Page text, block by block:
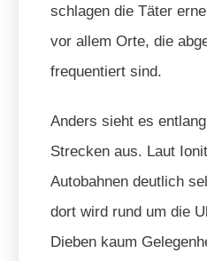
schlagen die Täter
vor allem Orte, die
frequentiert sind.
Anders sieht es
Strecken aus. Laut
Autobahnen deutlich
dort wird rund um die
Dieben kaum